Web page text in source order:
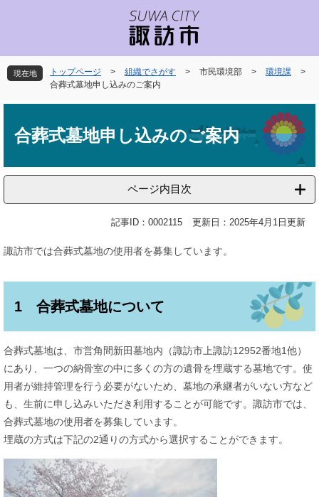
先
頭
を
飛
現在地 トップページ > 組織でさがす > 市民環境部 > 環境課
>
合葬式墓地申し込みのご案内
合葬式墓地申し込みのご案内
ページ内目次
記事ID：0002115 更新日：2025年4月1日更新
諏訪市では合葬式墓地の使用者を募集しています。
1 合葬式墓地について
合葬式墓地は、市営角間新田墓地内（諏訪市上諏訪12952番地1他）
にあり、一つの納骨室の中に多くの方の遺骨を埋蔵する墓地です。使
用者が維持管理を行う必要がないため、墓地の承継者がいない方など
も、生前に申し込みいただき利用することが可能です。諏訪市では、
合葬式墓地の使用者を募集しています。
埋蔵の方式は下記の2通りの方式から選択することができます。